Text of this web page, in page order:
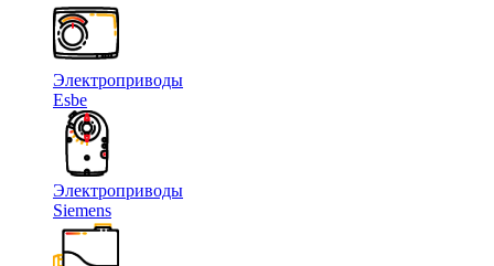
Электроприводы
Esbe
Электроприводы
Siemens